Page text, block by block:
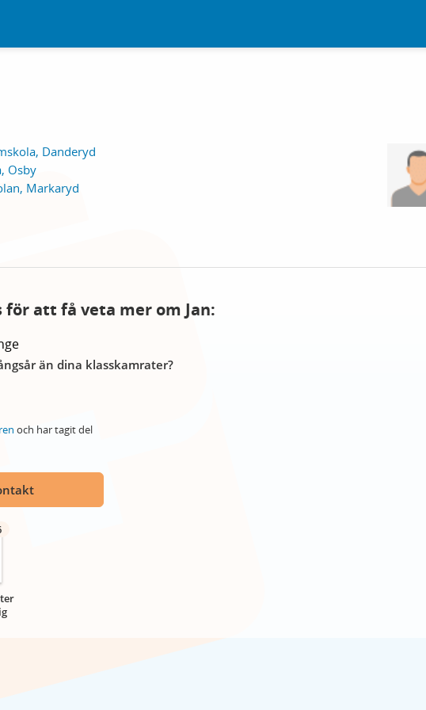
Danderyd
Osby
Markaryd
för att få veta mer om Jan:
än dina klasskamrater?
och har tagit del